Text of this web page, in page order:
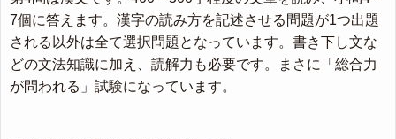
7個に答えます。漢字の読み方を記述させる問題が1つ出題
される以外は全て選択問題となっています。書き下し文な
どの文法知識に加え、読解力も必要です。まさに「総合力
が問われる」試験になっています。